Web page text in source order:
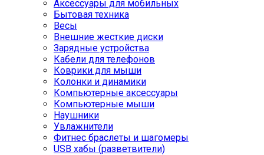
Аксессуары для мобильных
Бытовая техника
Весы
Внешние жесткие диски
Зарядные устройства
Кабели для телефонов
Коврики для мыши
Колонки и динамики
Компьютерные аксессуары
Компьютерные мыши
Наушники
Увлажнители
Фитнес браслеты и шагомеры
USB хабы (разветвители)